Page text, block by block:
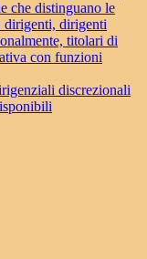
che distinguano le
dirigenti, dirigenti
titolari di
con funzioni
discrezionali